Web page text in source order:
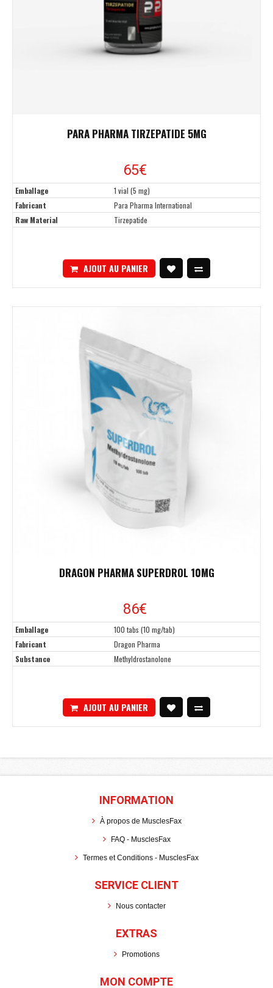
PARA PHARMA TIRZEPATIDE 5MG
65€
Emballage
1 vial (5 mg)
Fabricant
Para Pharma International
Raw Material
Tirzepatide
AJOUT AU PANIER
DRAGON PHARMA SUPERDROL 10MG
86€
Emballage
100 tabs (10 mg/tab)
Fabricant
Dragon Pharma
Substance
Methyldrostanolone
AJOUT AU PANIER
INFORMATION
À propos de MusclesFax
FAQ - MusclesFax
Termes et Conditions - MusclesFax
SERVICE CLIENT
Nous contacter
EXTRAS
Promotions
MON COMPTE